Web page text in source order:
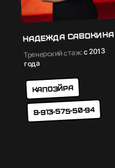
Надежда Савокина
Тренерский стаж:с 2013
года
Капоэйра
8-913-575-50-94